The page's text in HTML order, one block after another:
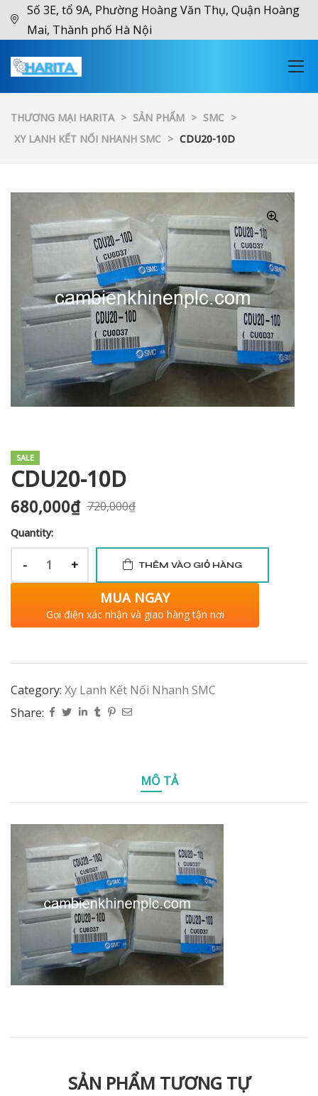
Số 3E, tổ 9A, Phường Hoàng Văn Thụ, Quận Hoàng
Mai, Thành phố Hà Nội
THƯƠNG MẠI HARITA > SẢN PHẨM > SMC >
XY LANH KẾT NỐI NHANH SMC > CDU20-10D
SALE
CDU20-10D
720,000₫
680,000₫
Quantity:
- + THÊM VÀO GIỎ HÀNG
MUA NGAY
Gọi điện xác nhận và giao hàng tận nơi
Category: Xy Lanh Kết Nối Nhanh SMC
Share:
MÔ TẢ
SẢN PHẨM TƯƠNG TỰ